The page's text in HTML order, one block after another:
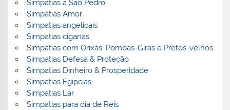
Simpatias a São Pedro
Simpatias Amor
Simpatias angelicais
Simpatias ciganas
Simpatias com Orixás, Pombas-Giras e Pretos-velhos
Simpatias Defesa & Proteção
Simpatias Dinheiro & Prosperidade
Simpatias Egipcias
Simpatias Lar
Simpatias para dia de Reis